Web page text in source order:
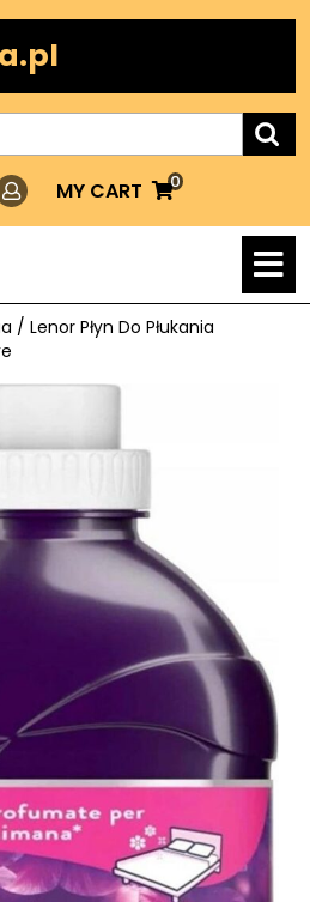
LoginMY CART
MY
0
/ Lenor Płyn Do Płukania